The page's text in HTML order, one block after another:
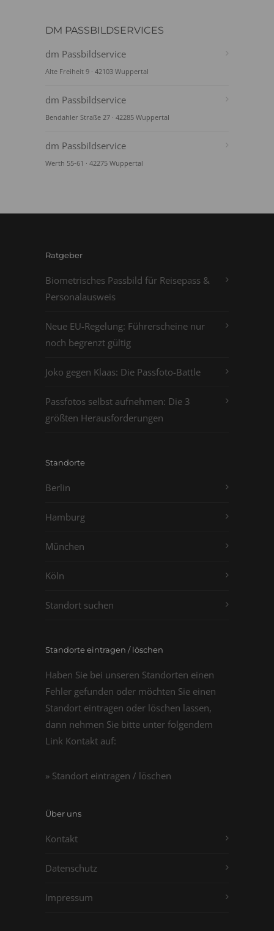
DM PASSBILDSERVICES
dm Passbildservice
Alte Freiheit 9 · 42103 Wuppertal
dm Passbildservice
Bendahler Straße 27 · 42285 Wuppertal
dm Passbildservice
Werth 55-61 · 42275 Wuppertal
Ratgeber
Biometrisches Passbild für Reisepass &
Personalausweis
Neue EU-Regelung: Führerscheine nur
noch begrenzt gültig
Joko gegen Klaas: Die Passfoto-Battle
Passfotos selbst aufnehmen: Die 3
größten Herausforderungen
Standorte
Berlin
Hamburg
München
Köln
Standort suchen
Standorte eintragen / löschen
Haben Sie bei unseren Standorten einen
Fehler gefunden oder möchten Sie einen
Standort eintragen oder löschen lassen,
dann nehmen Sie bitte unter folgendem
Link Kontakt auf:
» Standort eintragen / löschen
Über uns
Kontakt
Datenschutz
Impressum